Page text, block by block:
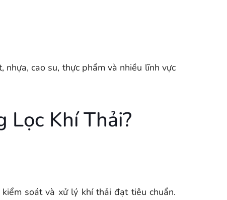
cao su, thực phẩm và nhiều lĩnh vực
Lọc Khí Thải?
soát và xử lý khí thải đạt tiêu chuẩn.